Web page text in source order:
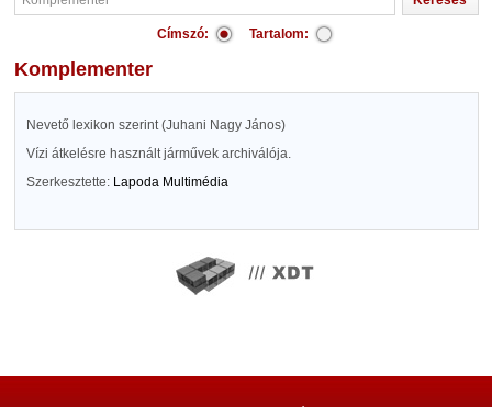
Címszó: Tartalom:
Komplementer
Nevető lexikon szerint (Juhani Nagy János)
Vízi átkelésre használt járművek archiválója.
Szerkesztette: Lapoda Multimédia